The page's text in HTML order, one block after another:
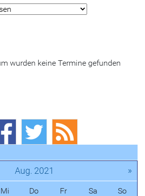
wurden keine Termine gefunden
Aug. 2021 »
Mi Do Fr Sa So